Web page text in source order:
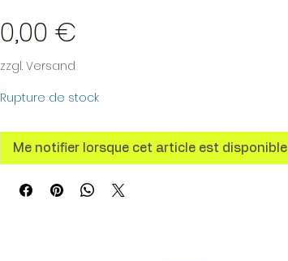
0,00 €
zzgl. Versand
Rupture de stock
Me notifier lorsque cet article est disponible